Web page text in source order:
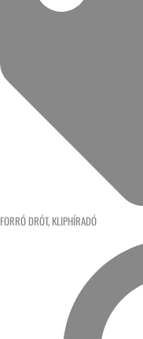
FORRÓ DRÓT, KLIPHÍRADÓ